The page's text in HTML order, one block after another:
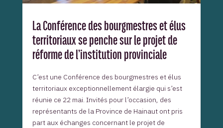
La Conférence des bourgmestres et élus
territoriaux se penche sur le projet de
réforme de l’institution provinciale
C’est une Conférence des bourgmestres et élus
territoriaux exceptionnellement élargie qui s’est
réunie ce 22 mai. Invités pour l’occasion, des
représentants de la Province de Hainaut ont pris
part aux échanges concernant le projet de